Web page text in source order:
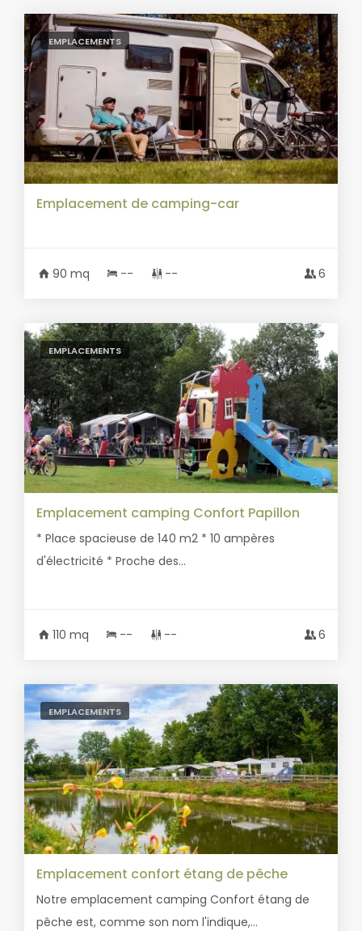
EMPLACEMENTS
Emplacement de camping-car
90 mq -- -- 6
EMPLACEMENTS
Emplacement camping Confort Papillon
* Place spacieuse de 140 m2 * 10 ampères
d'électricité * Proche des...
110 mq -- -- 6
EMPLACEMENTS
Emplacement confort étang de pêche
Notre emplacement camping Confort étang de
pêche est, comme son nom l'indique,...